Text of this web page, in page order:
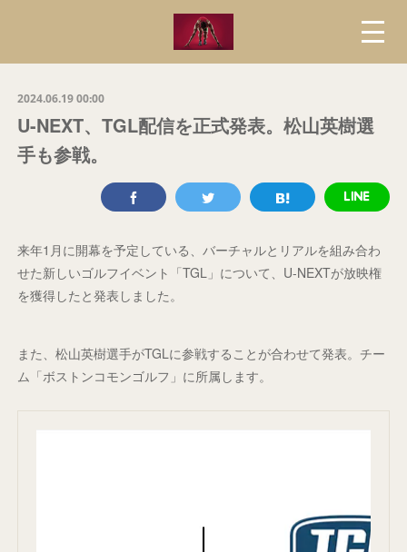
2024.06.19 00:00
U-NEXT、TGL配信を正式発表。松山英樹選
手も参戦。
来年1月に開幕を予定している、バーチャルとリアルを組み合わ
せた新しいゴルフイベント「TGL」について、U-NEXTが放映権
を獲得したと発表しました。
また、松山英樹選手がTGLに参戦することが合わせて発表。チー
ム「ボストンコモンゴルフ」に所属します。